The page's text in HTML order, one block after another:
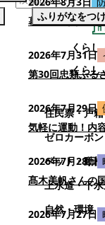
くらし
くらし
住民票・戸籍
ゼロカーボン
ペット・動
上水道・下
自然・環境
幕別町防災フェ
2026年7月31日
第30回忠類ふる
2026年7月29日
気軽に運動！内
2026年7月28日
髙木美帆さんの
2026年7月27日
ふりがなをつ